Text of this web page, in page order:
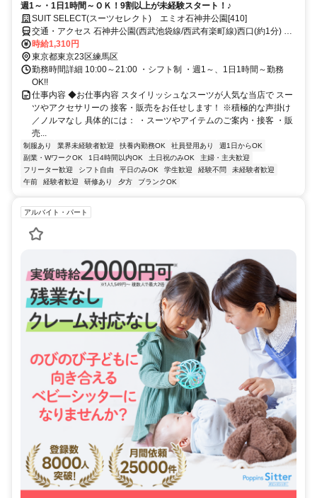
週1～・1日1時間～ＯＫ！9割以上が未経験スタート！♪
SUIT SELECT(スーツセレクト) エミオ石神井公園[410]
交通・アクセス 石神井公園(西武池袋線/西武有楽町線)西口(約1分) 練
馬高野台(西武池袋線/西武有楽町線)北口(約14分) 大泉学園(西武池袋
線/西武秩父線)北口(約23分)
時給1,310円
東京都東京23区練馬区
勤務時間詳細 10:00～21:00 ・シフト制 ・週1～、1日1時間～勤務
OK!!
仕事内容 ◆お仕事内容 スタイリッシュなスーツが人気な当店で スー
ツやアクセサリーの 接客・販売をお任せします！ ※積極的な声掛け
／ノルマなし 具体的には： ・スーツやアイテムのご案内・接客 ・販
売...
制服あり 業界未経験者歓迎 扶養内勤務OK 社員登用あり
週1日からOK
副業・WワークOK
1日4時間以内OK 土日祝のみOK
主婦・主夫歓迎
フリーター歓迎
シフト自由 平日のみOK 学生歓迎 経験不問
未経験者歓迎
午前
経験者歓迎 研修あり 夕方 ブランクOK
アルバイト・パート